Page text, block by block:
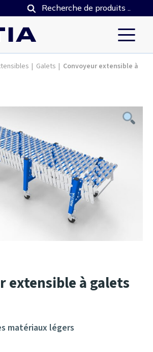
| Galets | Convoyeur extensible à
extensible à galets
matériaux légers